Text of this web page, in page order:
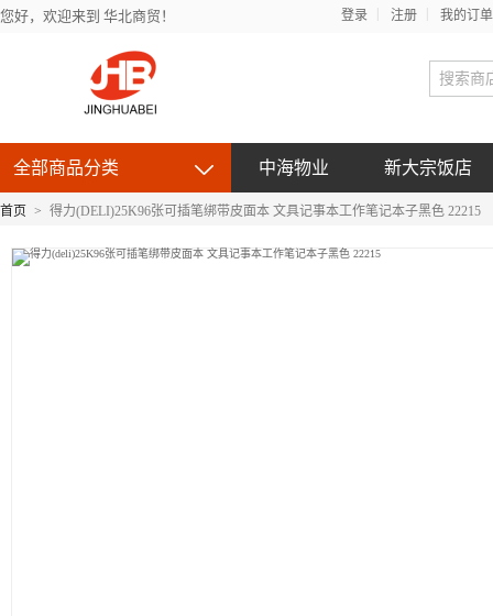
您好，欢迎来到 华北商贸！ 登录 注册 我的订单
全部商品分类 中海物业 新大宗饭店
首页 > 得力(DELI)25K96张可插笔绑带皮面本 文具记事本工作笔记本子黑色 22215